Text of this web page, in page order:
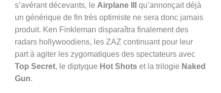
s’avérant décevants, le Airplane III
qu’annonçait déjà
un générique de fin très optimiste ne sera donc jamais
produit. Ken Finkleman disparaîtra finalement des
radars hollywoodiens, les ZAZ continuant pour leur
part à agiter les zygomatiques des spectateurs avec
Top Secret, le diptyque Hot Shots et la trilogie Naked
Gun.